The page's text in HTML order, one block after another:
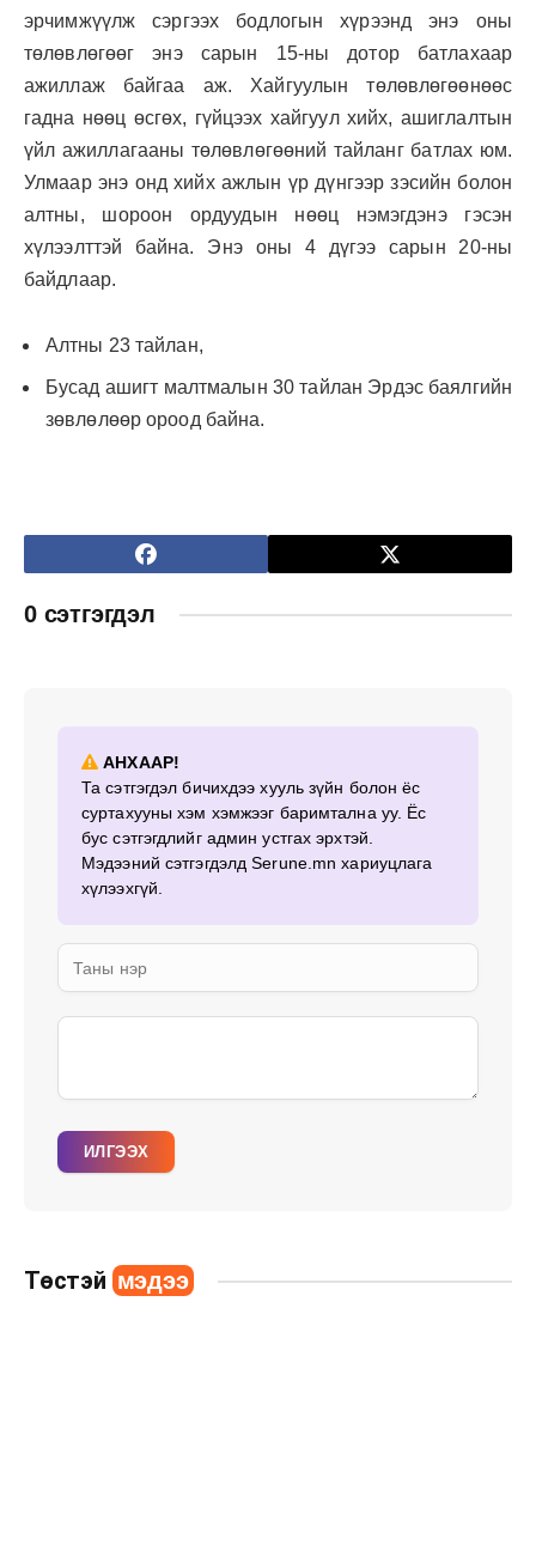
эрчимжүүлж сэргээх бодлогын хүрээнд энэ оны
төлөвлөгөөг энэ сарын 15-ны дотор батлахаар
ажиллаж байгаа аж. Хайгуулын төлөвлөгөөнөөс
гадна нөөц өсгөх, гүйцээх хайгуул хийх, ашиглалтын
үйл ажиллагааны төлөвлөгөөний тайланг батлах юм.
Улмаар энэ онд хийх ажлын үр дүнгээр зэсийн болон
алтны, шороон ордуудын нөөц нэмэгдэнэ гэсэн
хүлээлттэй байна. Энэ оны 4 дүгээ сарын 20-ны
байдлаар.
Алтны 23 тайлан,
Бусад ашигт малтмалын 30 тайлан Эрдэс баялгийн
зөвлөлөөр ороод байна.
0 сэтгэгдэл
АНХААР!
Та сэтгэгдэл бичихдээ хууль зүйн болон ёс
суртахууны хэм хэмжээг баримтална уу. Ёс
бус сэтгэгдлийг админ устгах эрхтэй.
Мэдээний сэтгэгдэлд Serune.mn хариуцлага
хүлээхгүй.
ИЛГЭЭХ
Төстэй мэдээ